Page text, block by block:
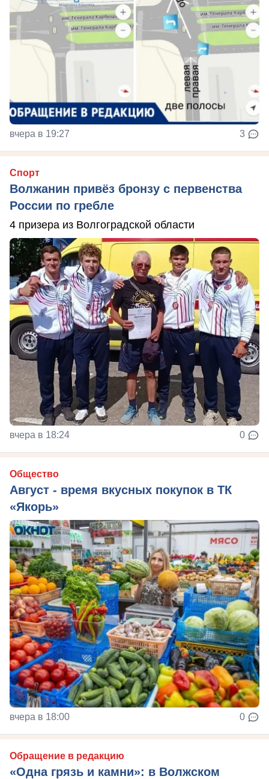
вчера в 19:27 3
Спорт
Волжанин привёз бронзу с первенства
России по гребле
4 призера из Волгоградской области
вчера в 18:24 0
Общество
Август - время вкусных покупок в ТК
«Якорь»
вчера в 18:00 0
Обращение в редакцию
«Одна грязь и камни»: в Волжском